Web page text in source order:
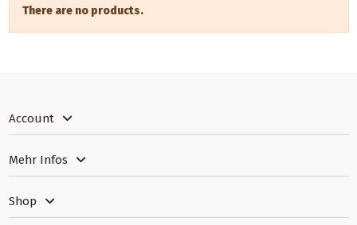
There are no products.
Account
Mehr Infos
Shop